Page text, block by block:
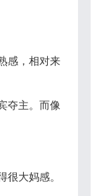
感，相对来
夺主。而像
大妈感。